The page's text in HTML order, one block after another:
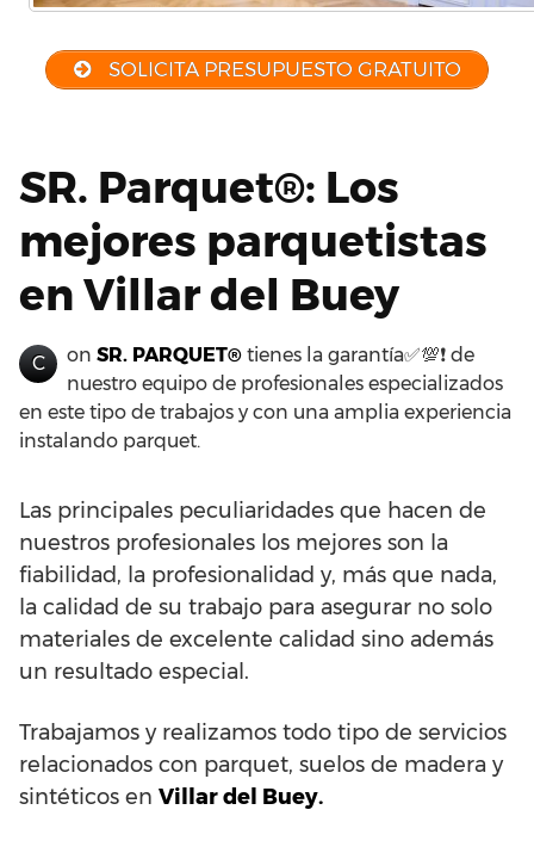
SOLICITA PRESUPUESTO GRATUITO
SR. Parquet®: Los
mejores parquetistas
en Villar del Buey
C on SR. PARQUET® tienes la garantía✅💯❗ de
nuestro equipo de profesionales especializados
en este tipo de trabajos y con una amplia experiencia
instalando parquet.
Las principales peculiaridades que hacen de
nuestros profesionales los mejores son la
fiabilidad, la profesionalidad y, más que nada,
la calidad de su trabajo para asegurar no solo
materiales de excelente calidad sino además
un resultado especial.
Trabajamos y realizamos todo tipo de servicios
relacionados con parquet, suelos de madera y
sintéticos en Villar del Buey.